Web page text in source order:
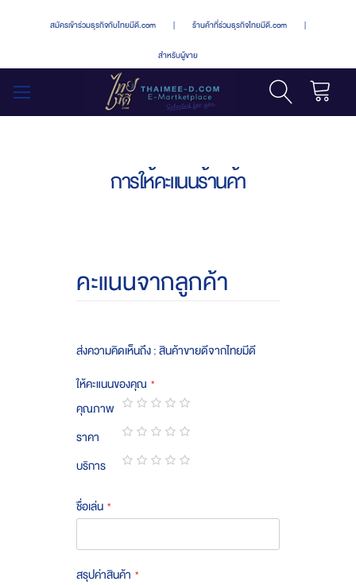
สมัครเข้าร่วมธุรกิจกับไทยมีดี.com | ร้านค้าที่ร่วมธุรกิจไทยมีดี.com |
สำหรับผู้ขาย
การให้คะแนนร้านค้า
คะแนนจากลูกค้า
ส่งความคิดเห็นถึง : สินค้าขายดีจากไทยมีดี
ให้คะแนนของคุณ
คุณภาพ
1
star
2
stars
3
stars
4
stars
5
stars
ราคา
1
star
2
stars
3
stars
4
stars
5
stars
บริการ
ชื่อเล่น
สรุปค่าสินค้า